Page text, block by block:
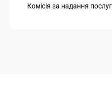
Комісія за надання